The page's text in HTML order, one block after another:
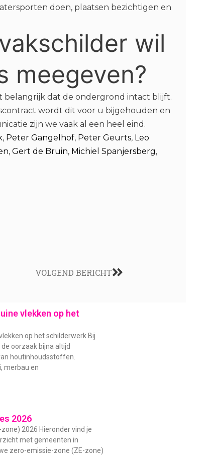
doen, plaatsen bezichtigen en
wil
meegeven?
belangrijk dat de ondergrond intact blijft.
wordt dit voor u bijgehouden en
zijn we vaak al een heel eind.
, Peter Gangelhof, Peter Geurts, Leo
, Gert de Bruin, Michiel Spanjersberg,
VOLGEND BERICHT
vlekken op het
op het schilderwerk Bij
oorzaak bijna altijd
houtinhoudsstoffen.
merbau en
2026
2026 Hieronder vind je
met gemeenten in
zero-emissie-zone (ZE-zone)